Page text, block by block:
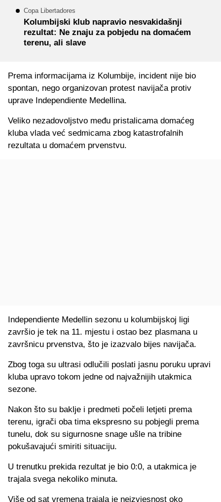
Copa Libertadores
Kolumbijski klub napravio nesvakidašnji
rezultat: Ne znaju za pobjedu na domaćem
terenu, ali slave
Prema informacijama iz Kolumbije, incident nije bio
spontan, nego organizovan protest navijača protiv
uprave Independiente Medellina.
Veliko nezadovoljstvo među pristalicama domaćeg
kluba vlada već sedmicama zbog katastrofalnih
rezultata u domaćem prvenstvu.
Independiente Medellin sezonu u kolumbijskoj ligi
završio je tek na 11. mjestu i ostao bez plasmana u
završnicu prvenstva, što je izazvalo bijes navijača.
Zbog toga su ultrasi odlučili poslati jasnu poruku upravi
kluba upravo tokom jedne od najvažnijih utakmica
sezone.
Nakon što su baklje i predmeti počeli letjeti prema
terenu, igrači oba tima ekspresno su pobjegli prema
tunelu, dok su sigurnosne snage ušle na tribine
pokušavajući smiriti situaciju.
U trenutku prekida rezultat je bio 0:0, a utakmica je
trajala svega nekoliko minuta.
Više od sat vremena trajala je neizvjesnost oko